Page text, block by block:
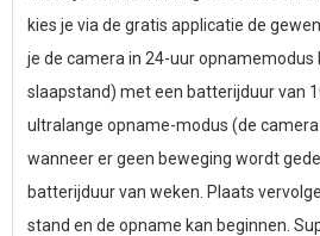
kies je via de gratis applicatie de
je de camera in 24-uur
slaapstand) met een batterijduur van
ultralange opname-modus (de
wanneer er geen beweging wordt
batterijduur van weken. Plaats
stand en de opname kan beginnen.